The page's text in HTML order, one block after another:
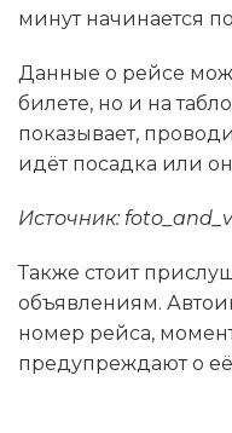
минут начинается
Данные о рейсе
билете, но и на
показывает,
идёт посадка или
Источник:
Также стоит
объявлениям.
номер рейса,
предупреждают о